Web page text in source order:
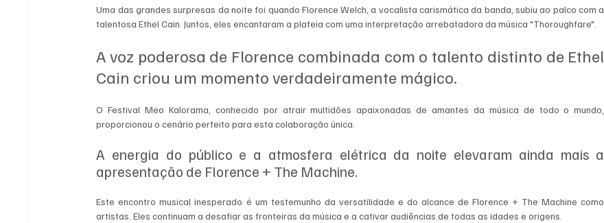
Uma das grandes surpresas da noite foi quando Florence Welch, a vocalista carismática da banda, subiu ao palco com a
talentosa Ethel Cain. Juntos, eles encantaram a plateia com uma interpretação arrebatadora da música "Thoroughfare".
A voz poderosa de Florence combinada com o talento distinto de Ethel
Cain criou um momento verdadeiramente mágico.
O Festival Meo Kalorama, conhecido por atrair multidões apaixonadas de amantes da música de todo o mundo,
proporcionou o cenário perfeito para esta colaboração única.
A energia do público e a atmosfera elétrica da noite elevaram ainda mais a
apresentação de Florence + The Machine.
Este encontro musical inesperado é um testemunho da versatilidade e do alcance de Florence + The Machine como
artistas. Eles continuam a desafiar as fronteiras da música e a cativar audiências de todas as idades e origens.